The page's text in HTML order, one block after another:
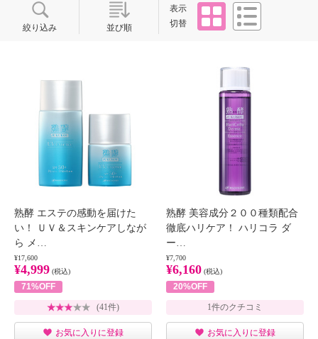
絞り込み 並び順
表示
切替
タイル
熟酵 エステの感動を届けた
い！ ＵＶ＆スキンケアしなが
ら メ…
¥17,600
¥4,999 (税込)
71%OFF
(41件)
お気に入りに登録
熟酵 美容成分２００種類配合
徹底ハリケア！ ハリコラ ダ
ー…
¥7,700
¥6,160 (税込)
20%OFF
1件のクチコミ
お気に入りに登録